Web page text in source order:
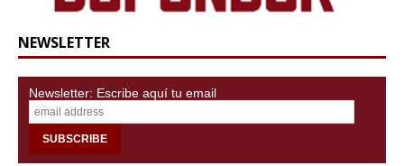
NEWSLETTER
Newsletter: Escribe aquí tu email